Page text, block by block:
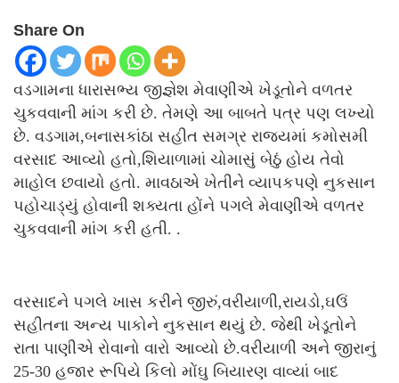
Share On
વડગામના ધારાસભ્ય જીજ્ઞેશ મેવાણીએ ખેડૂતોને વળતર
ચુકવવાની માંગ કરી છે. તેમણે આ બાબતે પત્ર પણ લખ્યો
છે. વડગામ,બનાસકાંઠા સહીત સમગ્ર રાજ્યમાં કમોસમી
વરસાદ આવ્યો હતો,શિયાળામાં ચોમાસું બેઠું હોય તેવો
માહોલ છવાયો હતો. માવઠાએ ખેતીને વ્યાપકપણે નુકસાન
પહોચાડ્યું હોવાની શક્યતા હોંને પગલે મેવાણીએ વળતર
ચુકવવાની માંગ કરી હતી. .
વરસાદને પગલે ખાસ કરીને જીરું,વરીયાળી,રાયડો,ઘઉં
સહીતના અન્ય પાકોને નુકસાન થયું છે. જેથી ખેડૂતોને
રાતા પાણીએ રોવાનો વારો આવ્યો છે.વરીયાળી અને જીરાનું
25-30 હજાર રૂપિયે કિલો મોંઘુ બિયારણ વાવ્યાં બાદ